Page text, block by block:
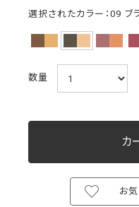
選択されたカラー：09 ブ
数量
お